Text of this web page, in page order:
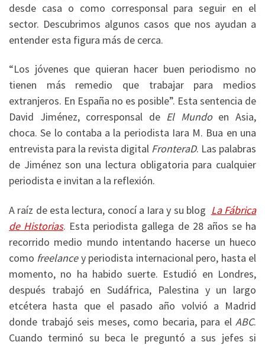
desde casa o como corresponsal para seguir en el
sector. Descubrimos algunos casos que nos ayudan a
entender esta figura más de cerca.
“Los jóvenes que quieran hacer buen periodismo no
tienen más remedio que trabajar para medios
extranjeros. En España no es posible”. Esta sentencia de
David Jiménez, corresponsal de El Mundoen Asia,
choca. Se lo contaba a la periodista Iara M. Bua en una
entrevista para la revista digital FronteraD. Las palabras
de Jiménez son una lectura obligatoria para cualquier
periodista e invitan a la reflexión.
A raíz de esta lectura, conocí a Iara y su blog La Fábrica
de Historias. Esta periodista gallega de 28 años se ha
recorrido medio mundo intentando hacerse un hueco
como freelancey periodista internacional pero, hasta el
momento, no ha habido suerte. Estudió en Londres,
después trabajó en Sudáfrica, Palestina y un largo
etcétera hasta que el pasado año volvió a Madrid
donde trabajó seis meses, como becaria, para el ABC.
Cuando terminó su beca le preguntó a sus jefes si